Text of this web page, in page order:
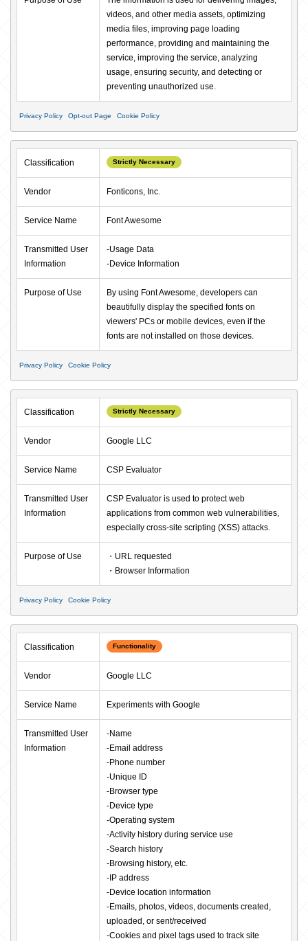
videos, and other media assets, optimizing
media files, improving page loading
performance, providing and maintaining the
service, improving the service, analyzing
usage, ensuring security, and detecting or
preventing unauthorized use.
Privacy Policy Opt-out Page Cookie Policy
Classification Strictly Necessary
Vendor Fonticons, Inc.
Service Name Font Awesome
Transmitted User
Information
-Usage Data
-Device Information
Purpose of Use
By using Font Awesome, developers can
beautifully display the specified fonts on
viewers' PCs or mobile devices, even if the
fonts are not installed on those devices.
Privacy Policy Cookie Policy
Classification Strictly Necessary
Vendor Google LLC
Service Name CSP Evaluator
Transmitted User
Information
CSP Evaluator is used to protect web
applications from common web vulnerabilities,
especially cross-site scripting (XSS) attacks.
Purpose of Use
・URL requested
・Browser Information
Privacy Policy Cookie Policy
Classification Functionality
Vendor Google LLC
Service Name Experiments with Google
Transmitted User
Information
-Name
-Email address
-Phone number
-Unique ID
-Browser type
-Device type
-Operating system
-Activity history during service use
-Search history
-Browsing history, etc.
-IP address
-Device location information
-Emails, photos, videos, documents created,
uploaded, or sent/received
-Cookies and pixel tags used to track site